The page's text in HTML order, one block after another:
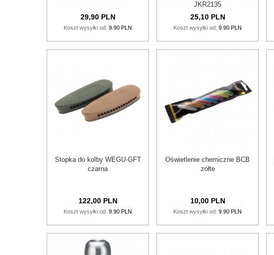
29,90 PLN
Koszt wysyłki od:9.90 PLN
JKR2135
25,10 PLN
Koszt wysyłki od:9.90 PLN
Stopka do kolby WEGU-GFT
czarna
122,00 PLN
Koszt wysyłki od:9.90 PLN
Oświetlenie chemiczne BCB
zółte
10,00 PLN
Koszt wysyłki od:9.90 PLN